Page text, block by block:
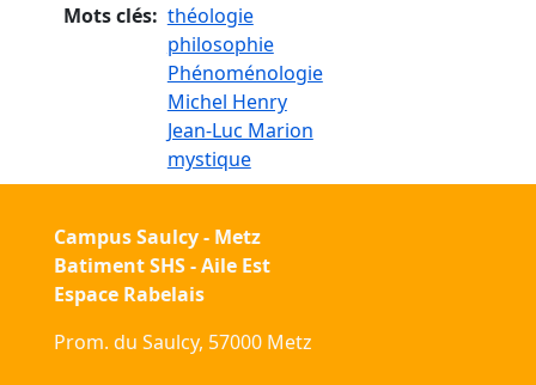
Mots clés
théologie
philosophie
Phénoménologie
Michel Henry
Jean-Luc Marion
mystique
Campus Saulcy - Metz
Batiment SHS - Aile Est
Espace Rabelais
Prom. du Saulcy, 57000 Metz